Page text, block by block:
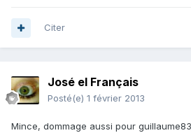
Citer
José el Français
Posté(e) 1 février 2013
Mince, dommage aussi pour